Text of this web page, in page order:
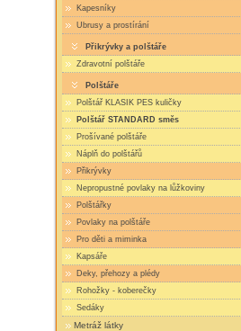
Kapesníky
Ubrusy a prostírání
Přikrývky a polštáře
Zdravotní polštáře
Polštáře
Polštář KLASIK PES kuličky
Polštář STANDARD směs
Prošívané polštáře
Náplň do polštářů
Přikrývky
Nepropustné povlaky na lůžkoviny
Polštářky
Povlaky na polštáře
Pro děti a miminka
Kapsáře
Deky, přehozy a plédy
Rohožky - koberečky
Sedáky
Metráž látky